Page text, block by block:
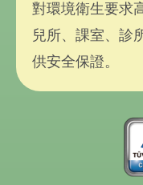
對環境衛生要求
兒所、課室、診
供安全保證。